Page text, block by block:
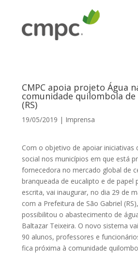
CMPC apoia projeto Água
comunidade quilombola de
(RS)
19/05/2019 | Imprensa
Com o objetivo de apoiar iniciativas
social nos municípios em que está
fornecedora no mercado global de
branqueada de eucalipto e de papel
escrita, vai inaugurar, no dia 29 de
com a Prefeitura de São Gabriel
possibilitou o abastecimento de
Baltazar Teixeira. O novo sistema
90 alunos, professores e
fica próxima à comunidade